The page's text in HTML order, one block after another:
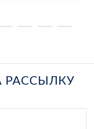
РАССЫЛКУ